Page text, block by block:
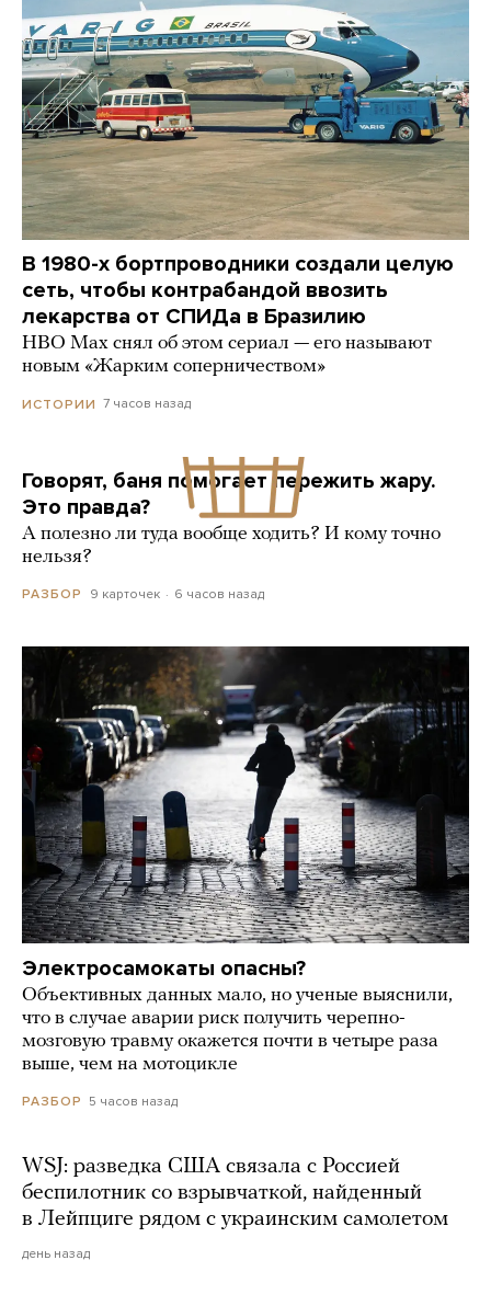
В 1980-х бортпроводники создали целую
сеть, чтобы контрабандой ввозить
лекарства от СПИДа в Бразилию
HBO Max снял об этом сериал — его называют
новым «Жарким соперничеством»
ИСТОРИИ 7 часов назад
Говорят, баня помогает пережить жару.
Это правда?
А полезно ли туда вообще ходить? И кому точно
нельзя?
РАЗБОР 9 карточек 6 часов назад
Электросамокаты опасны?
Объективных данных мало, но ученые выяснили,
что в случае аварии риск получить черепно-
мозговую травму окажется почти в четыре раза
выше, чем на мотоцикле
РАЗБОР 5 часов назад
WSJ: разведка США связала с Россией
беспилотник со взрывчаткой, найденный
в Лейпциге рядом с украинским самолетом
день назад